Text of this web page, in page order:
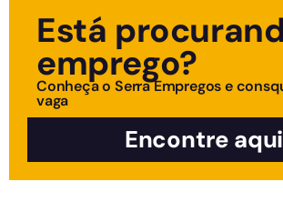
Está
emprego?
Conheça o Serra Empregos e
vaga
Encontre aqui